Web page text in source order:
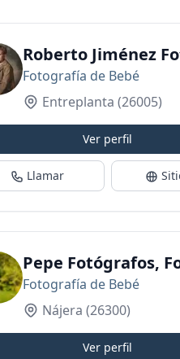
Roberto Jiménez
Fotografía de Bebé
Entreplanta (26005)
Ver perfil
Llamar
Pepe Fotógrafos,
Fotografía de Bebé
Nájera (26300)
Ver perfil